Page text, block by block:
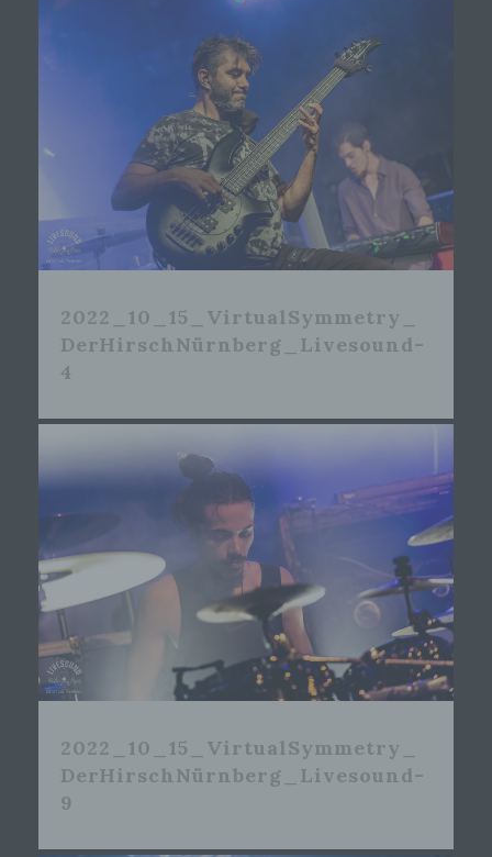
2022_10_15_VirtualSymmetry_
DerHirschNürnberg_Livesound-
4
2022_10_15_VirtualSymmetry_
DerHirschNürnberg_Livesound-
9